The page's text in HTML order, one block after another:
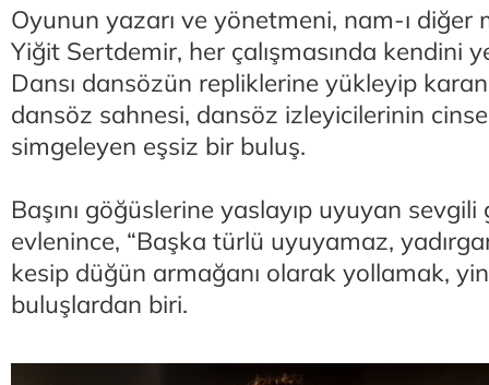
Oyunun yazarı ve yönetmeni, nam-ı
Yiğit Sertdemir, her çalışmasında kendini
Dansı dansözün repliklerine yükleyip
dansöz sahnesi, dansöz izleyicilerinin
simgeleyen eşsiz bir buluş.
Başını göğüslerine yaslayıp uyuyan
evlenince, “Başka türlü uyuyamaz,
kesip düğün armağanı olarak yollamak,
buluşlardan biri.